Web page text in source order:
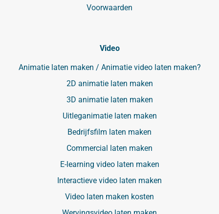
Voorwaarden
Video
Animatie laten maken / Animatie video laten maken?
2D animatie laten maken
3D animatie laten maken
Uitleganimatie laten maken
Bedrijfsfilm laten maken
Commercial laten maken
E-learning video laten maken
Interactieve video laten maken
Video laten maken kosten